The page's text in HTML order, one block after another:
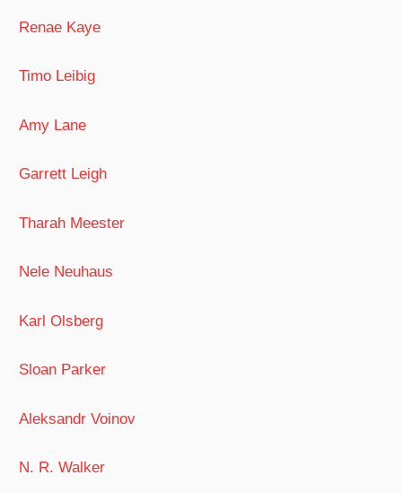
Renae Kaye
Timo Leibig
Amy Lane
Garrett Leigh
Tharah Meester
Nele Neuhaus
Karl Olsberg
Sloan Parker
Aleksandr Voinov
N. R. Walker